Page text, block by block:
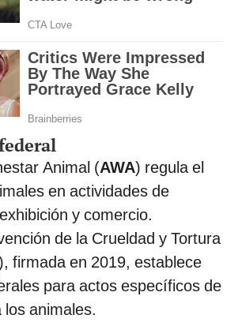
Animal (AWA) regula el
en actividades de
y comercio.
de la Crueldad y Tortura
firmada en 2019, establece
para actos específicos de
animales.